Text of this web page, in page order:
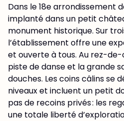
Dans le 18e arrondissement
implanté dans un petit
monument historique. Sur
l’établissement offre une
et ouverte à tous. Au rez-
piste de danse et la grande
douches. Les coins câlins se
niveaux et incluent un petit
pas de recoins privés : les
une totale liberté